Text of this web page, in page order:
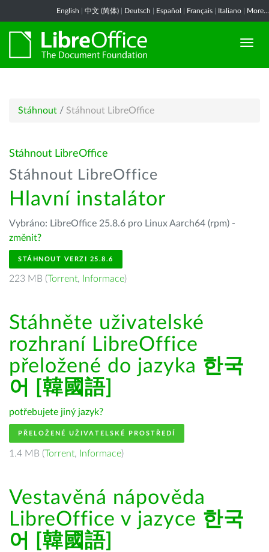
English 中文 (简体) Deutsch Español Français Italiano More...
Stáhnout / Stáhnout LibreOffice
Stáhnout LibreOffice
Stáhnout LibreOffice
Hlavní instalátor
Vybráno: LibreOffice 25.8.6 pro Linux Aarch64 (rpm) -
změnit?
STÁHNOUT VERZI 25.8.6
223 MB (Torrent, Informace)
Stáhněte uživatelské
rozhraní LibreOffice
přeložené do jazyka 한국
어 [韓國語]
potřebujete jiný jazyk?
PŘELOŽENÉ UŽIVATELSKÉ PROSTŘEDÍ
1.4 MB (Torrent, Informace)
Vestavěná nápověda
LibreOffice v jazyce 한국
어 [韓國語]